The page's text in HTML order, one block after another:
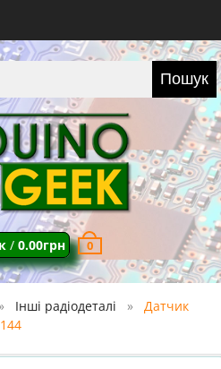
Пошук
/ 0.00грн 0
Інші радіодеталі
Датчик